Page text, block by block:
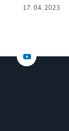
17. 04. 2023